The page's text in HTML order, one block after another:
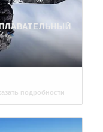
подробности